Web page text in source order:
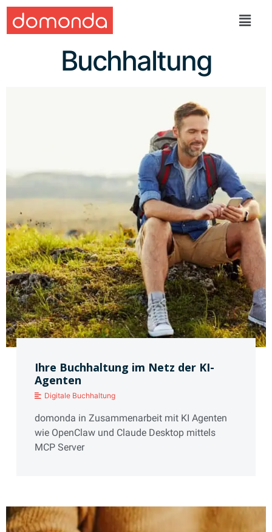
Buchhaltung
Ihre Buchhaltung im Netz der KI-
Agenten
Digitale Buchhaltung
domonda in Zusammenarbeit mit KI Agenten
wie OpenClaw und Claude Desktop mittels
MCP Server